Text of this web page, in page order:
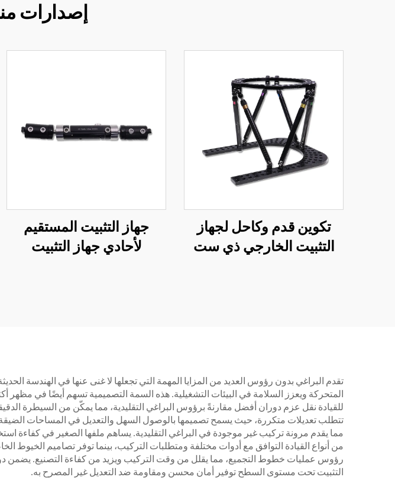
إصدارات
تكوين قدم وكاحل لجهاز
التثبيت الخارجي ذي ست
جهاز التثبيت المستقيم
لأحادي جهاز التثبيت
تقدم البراغي بدون رؤوس العديد من المزايا المهمة التي تجعلها لا غنى عنها في الهندسة
المتحركة ويعزز السلامة في البيئات التشغيلية. هذه السمة التصميمية تسهم أيضًا في مظهر
للقيادة نقل عزم دوران أفضل مقارنةً برؤوس البراغي التقليدية، مما يمكّن من السيطرة
تتطلب تعديلات متكررة، حيث يسمح تصميمها بالوصول السهل والتعديل في المساحات
مما يقدم مرونة تركيب غير موجودة في البراغي التقليدية. يساهم ملفها الصغير في كفاءة
من أنواع القيادة التوافق مع أدوات مختلفة ومتطلبات التركيب، بينما توفر تصاميم
رؤوس عمليات خطوط التجميع، مما يقلل من وقت التركيب ويزيد من كفاءة التصنيع. يضمن
التثبيت تحت مستوى السطح توفير أمان محسن ومقاومة ضد التعديل غير المصرح به.